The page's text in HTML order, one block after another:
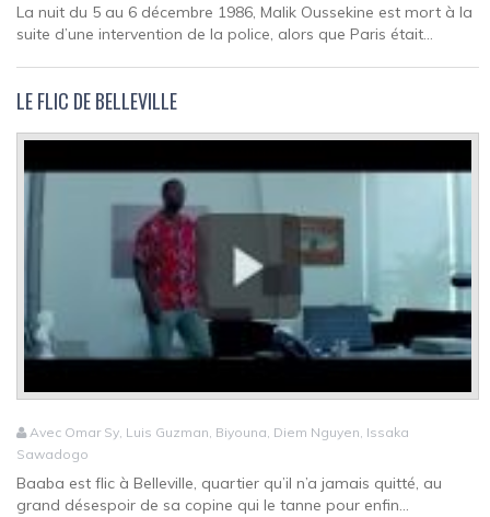
La nuit du 5 au 6 décembre 1986, Malik Oussekine est mort à la
suite d’une intervention de la police, alors que Paris était...
LE FLIC DE BELLEVILLE
Avec Omar Sy, Luis Guzman, Biyouna, Diem Nguyen, Issaka
Sawadogo
Baaba est flic à Belleville, quartier qu’il n’a jamais quitté, au
grand désespoir de sa copine qui le tanne pour enfin...